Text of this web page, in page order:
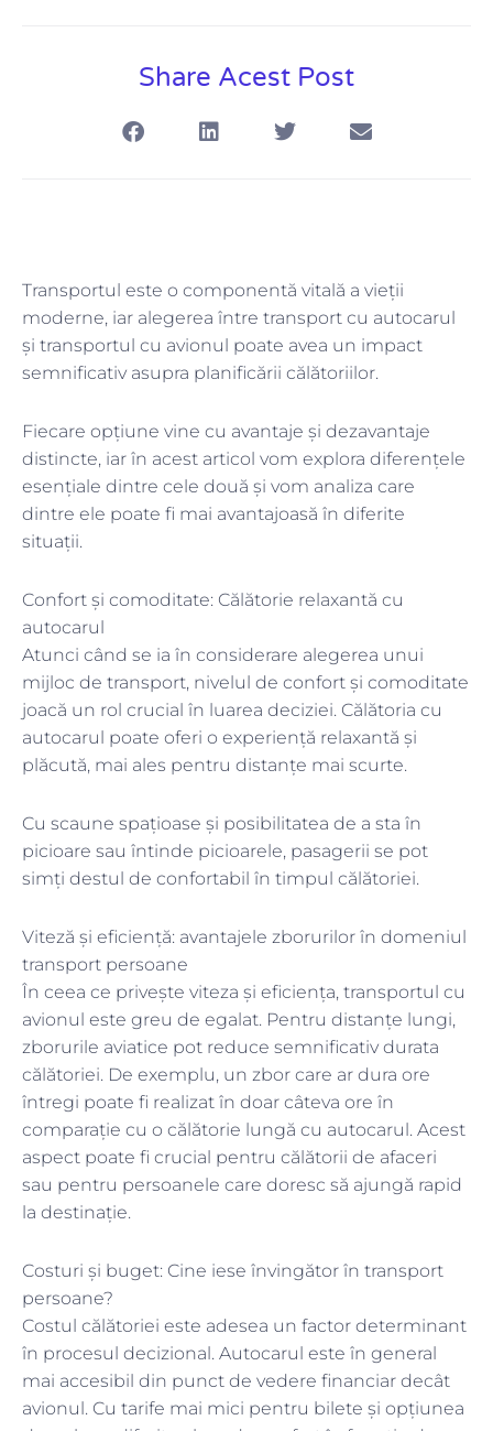
Share Acest Post
Transportul este o componentă vitală a vieții
moderne, iar alegerea între transport cu autocarul
și transportul cu avionul poate avea un impact
semnificativ asupra planificării călătoriilor.
Fiecare opțiune vine cu avantaje și dezavantaje
distincte, iar în acest articol vom explora diferențele
esențiale dintre cele două și vom analiza care
dintre ele poate fi mai avantajoasă în diferite
situații.
Confort și comoditate: Călătorie relaxantă cu
autocarul
Atunci când se ia în considerare alegerea unui
mijloc de transport, nivelul de confort și comoditate
joacă un rol crucial în luarea deciziei. Călătoria cu
autocarul poate oferi o experiență relaxantă și
plăcută, mai ales pentru distanțe mai scurte.
Cu scaune spațioase și posibilitatea de a sta în
picioare sau întinde picioarele, pasagerii se pot
simți destul de confortabil în timpul călătoriei.
Viteză și eficiență: avantajele zborurilor în domeniul
transport persoane
În ceea ce privește viteza și eficiența, transportul cu
avionul este greu de egalat. Pentru distanțe lungi,
zborurile aviatice pot reduce semnificativ durata
călătoriei. De exemplu, un zbor care ar dura ore
întregi poate fi realizat în doar câteva ore în
comparație cu o călătorie lungă cu autocarul. Acest
aspect poate fi crucial pentru călătorii de afaceri
sau pentru persoanele care doresc să ajungă rapid
la destinație.
Costuri și buget: Cine iese învingător în transport
persoane?
Costul călătoriei este adesea un factor determinant
în procesul decizional. Autocarul este în general
mai accesibil din punct de vedere financiar decât
avionul. Cu tarife mai mici pentru bilete și opțiunea